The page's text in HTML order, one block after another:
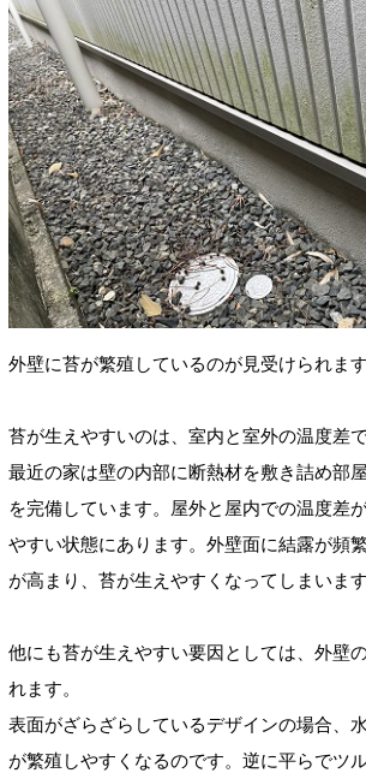
外壁に苔が繁殖しているのが見受けられます
苔が生えやすいのは、室内と室外の温度差で
最近の家は壁の内部に断熱材を敷き詰め部
を完備しています。屋外と屋内での温度差
やすい状態にあります。外壁面に結露が頻
が高まり、苔が生えやすくなってしまいます
他にも苔が生えやすい要因としては、外壁
れます。
表面がざらざらしているデザインの場合、
が繁殖しやすくなるのです。逆に平らでツ